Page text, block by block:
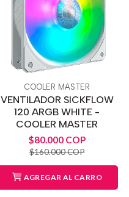
COOLER MASTER
VENTILADOR SICKFLOW
120 ARGB WHITE -
COOLER MASTER
$80.000 COP
$160.000 COP
AGREGAR AL CARRO